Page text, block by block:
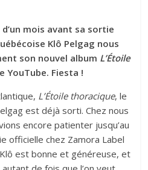
d’un mois avant sa sortie
Klô Pelgag nous
son nouvel album L’Étoile
YouTube. Fiesta !
L’Étoile thoracique, le
est déjà sorti. Chez nous
encore patienter jusqu’au
officielle chez Zamora Label
est bonne et généreuse, et